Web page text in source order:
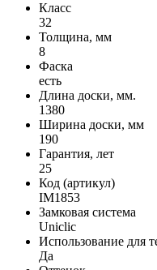
Класс
32
Толщина, мм
8
Фаска
есть
Длина доски, мм.
1380
Ширина доски, мм
190
Гарантия, лет
25
Код (артикул)
IM1853
Замковая система
Uniclic
Использование для
Да